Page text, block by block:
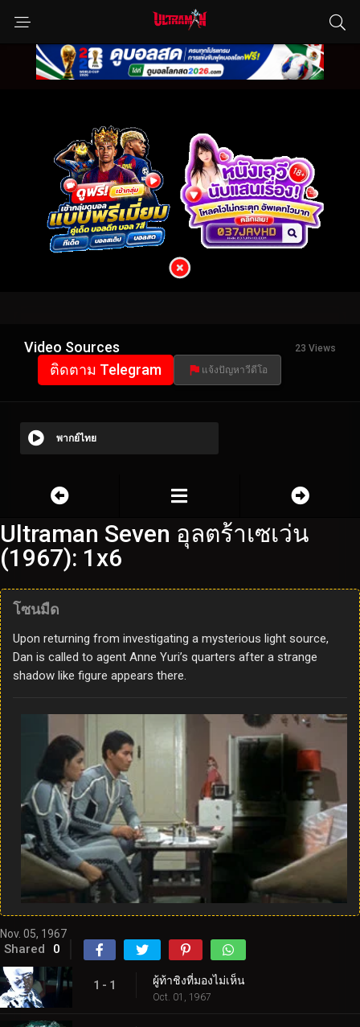
Video Sources 23 Views
ติดตาม Telegram แจ้งปัญหาวีดีโอ
พากย์ไทย
Ultraman Seven อุลตร้าเซเว่น
(1967): 1x6
โซนมืด
Upon returning from investigating a mysterious light source,
Dan is called to agent Anne Yuri’s quarters after a strange
shadow like figure appears there.
Nov. 05, 1967
Shared 0
1 - 1 ผู้ท้าชิงที่มองไม่เห็น
Oct. 01, 1967